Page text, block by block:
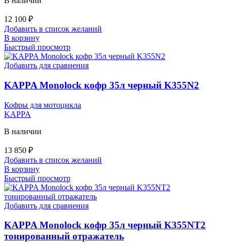
12 100 ₽
Добавить в список желаний
В корзину
Быстрый просмотр
Добавить для сравнения
KAPPA Monolock кофр 35л черный K355N2
Кофры для мотоцикла
KAPPA
В наличии
13 850 ₽
Добавить в список желаний
В корзину
Быстрый просмотр
Добавить для сравнения
KAPPA Monolock кофр 35л черный K355NT2
тонированный отражатель